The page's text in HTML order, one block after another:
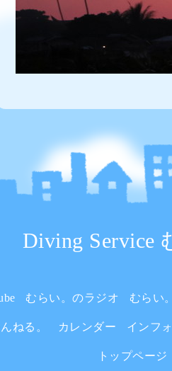
Diving Service
むらい。のラジオ むらい
ねる。 カレンダー インフ
トップページ